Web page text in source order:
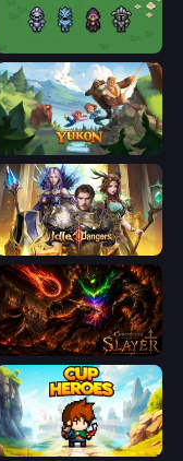
Yukon: Family Adventure
Idle Dangers
Chronicles of Slayer
Cup Heroes